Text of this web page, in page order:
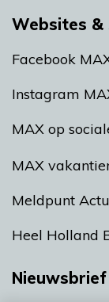
Websites &
Facebook
Instagram
MAX op
MAX
Meldpunt
Heel Holland
Nieuwsbrief